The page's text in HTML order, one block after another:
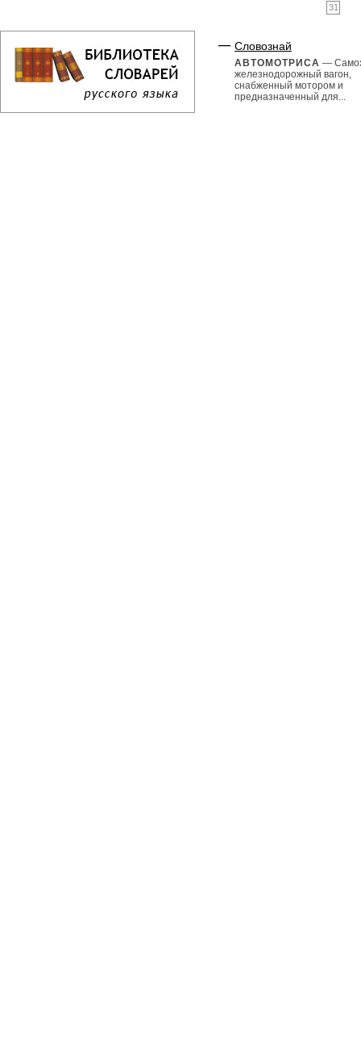
31
Словознай
АВТОМОТРИСА —
железнодорожный вагон,
снабженный мотором и
предназначенный для...